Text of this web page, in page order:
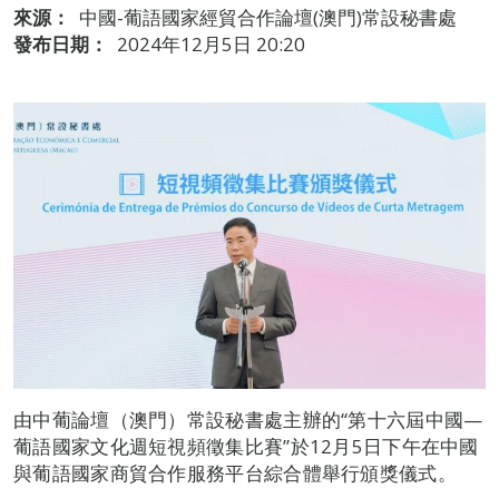
來源：
中國-葡語國家經貿合作論壇(澳門)常設秘書處
發布日期：
2024年12月5日 20:20
由中葡論壇（澳門）常設秘書處主辦的“第十六屆中國—
葡語國家文化週短視頻徵集比賽”於12月5日下午在中國
與葡語國家商貿合作服務平台綜合體舉行頒獎儀式。